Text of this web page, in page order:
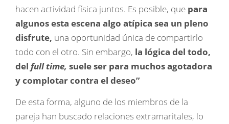
hacen actividad física juntos. Es posible, que para
algunos esta escena algo atípica sea un pleno
disfrute, una oportunidad única de compartirlo
todo con el otro. Sin embargo, la lógica del todo,
del full time, suele ser para muchos agotadora
y complotar contra el deseo”
De esta forma, alguno de los miembros de la
pareja han buscado relaciones extramaritales, lo